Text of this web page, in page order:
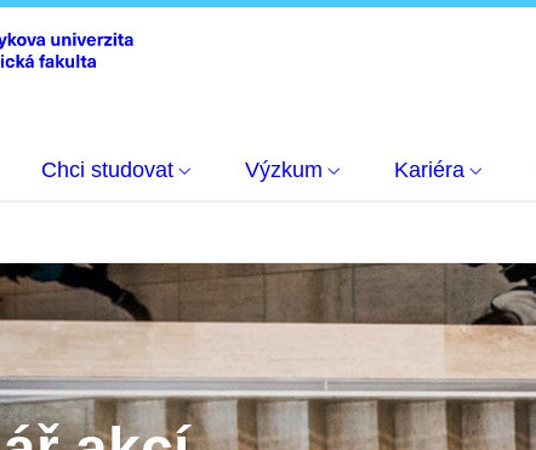
Chci studovat Výzkum Kariéra